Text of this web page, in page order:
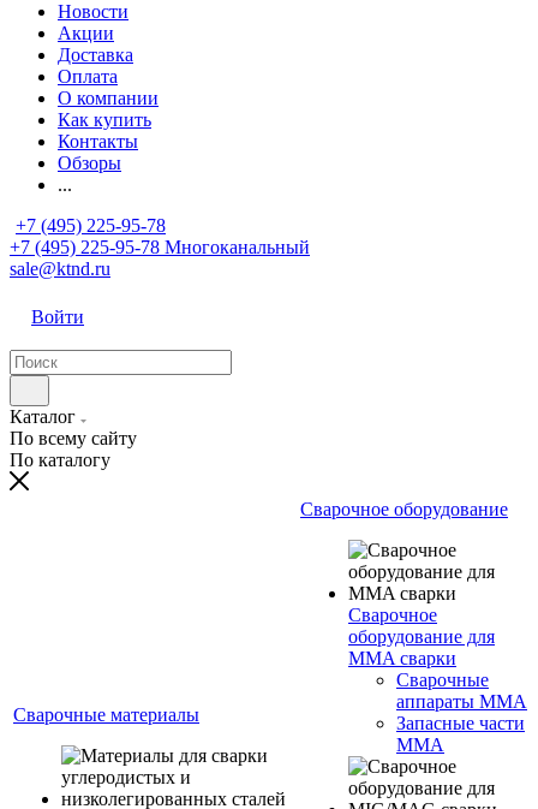
Новости
Акции
Доставка
Оплата
О компании
Как купить
Контакты
Обзоры
...
+7 (495) 225-95-78
+7 (495) 225-95-78 Многоканальный
sale@ktnd.ru
Войти
Каталог
По всему сайту
По каталогу
Сварочные материалы
Сварочное оборудование
Сварочное
оборудование для
MMA сварки
Сварочные
аппараты MMA
Запасные части
MMA